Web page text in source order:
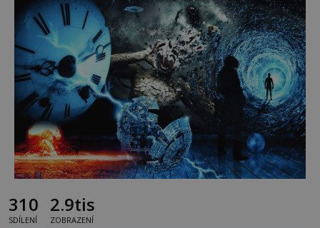
310
SDÍLENÍ
2.9tis
ZOBRAZENÍ